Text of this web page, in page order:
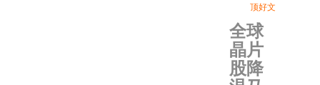
顶好文
全球
晶片
股降